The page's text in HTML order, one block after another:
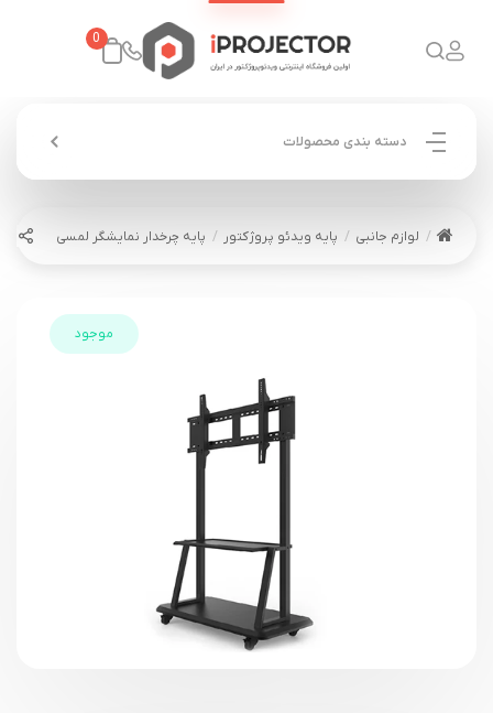
0
دسته بندی محصولات
لوازم جانبی پایه ویدئو پروژکتور پایه چرخدار نمایشگر لمسی
موجود